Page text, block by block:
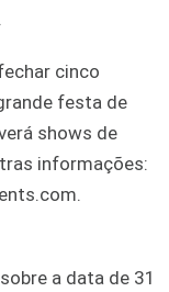
cinco
festa de
shows de
informações:
a data de 31